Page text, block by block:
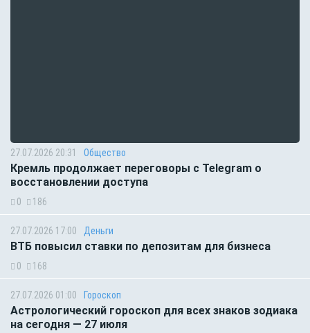
27.07.2026 20:31 Общество
Кремль продолжает переговоры с Telegram о
восстановлении доступа
0 186
27.07.2026 17:00 Деньги
ВТБ повысил ставки по депозитам для бизнеса
0 168
27.07.2026 01:00 Гороскоп
Астрологический гороскоп для всех знаков зодиака
на сегодня — 27 июля